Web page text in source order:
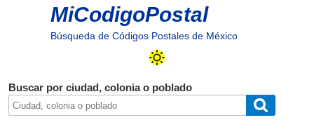
MiCodigoPostal
Búsqueda de Códigos Postales de México
Buscar por ciudad, colonia o poblado